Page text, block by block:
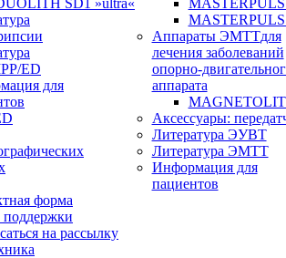
SD1 »ultra«
ED
для
Аппараты ЭМТТдля
лечения заболеваний
опорно-
аппарата
Аксессуары:
Литература ЭУВТ
Литература ЭМТТ
Информация для
пациентов
форма
на рассылку